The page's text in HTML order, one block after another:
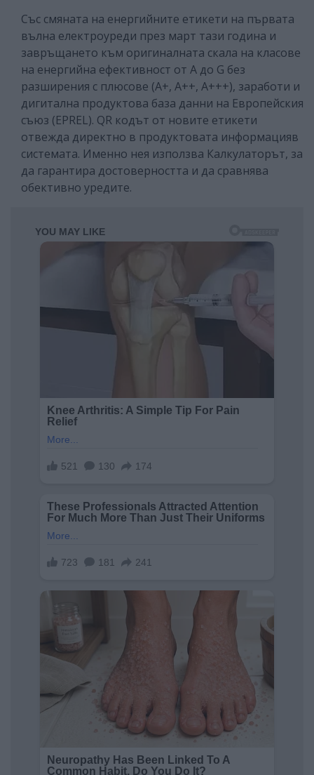
Със смяната на енергийните етикети на първата
вълна електроуреди през март тази година и
завръщането към оригиналната скала на класове
на енергийна ефективност от А до G без
разширения с плюсове (А+, А++, А+++), заработи и
дигитална продуктова база данни на Европейския
съюз (EPREL). QR кодът от новите етикети
отвежда директно в продуктовата информацияв
системата. Именно нея използва Калкулаторът, за
да гарантира достоверността и да сравнява
обективно уредите.